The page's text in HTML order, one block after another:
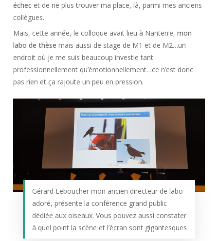
échecet de ne plus trouver ma place, là, parmi mes anciens
collègues.
Mais, cette année, le colloque avait lieu à Nanterre, mon
labo de thèse mais aussi de stage de M1 et de M2…un
endroit où je me suis beaucoup investie tant
professionnellement qu’émotionnellement…ce n’est donc
pas rien et ça rajoute un peu en pression.
Gérard Leboucher mon ancien directeur de labo
adoré, présente la conférence grand public
dédiée aux oiseaux. Vous pouvez aussi constater
à quel point la scène et l’écran sont gigantesques